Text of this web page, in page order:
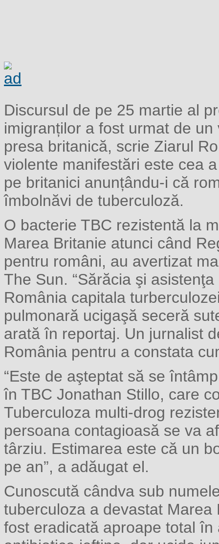
Discursul de pe 25 martie al
imigranților a fost urmat de
presa britanică, scrie Ziarul
violente manifestări este cea
pe britanici anunțându-i că
îmbolnăvi de tuberculoză.
O bacterie TBC rezistentă la
Marea Britanie atunci când
pentru români, au avertizat
The Sun. “Sărăcia şi
România capitala
pulmonară ucigaşă seceră
arată în reportaj. Un jurnalist
România pentru a constata
“Este de aşteptat să se
în TBC Jonathan Stillo, care
Tuberculoza multi-drog
persoana contagioasă se va
târziu. Estimarea este că un
pe an”, a adăugat el.
Cunoscută cândva sub
tuberculoza a devastat
fost eradicată aproape total